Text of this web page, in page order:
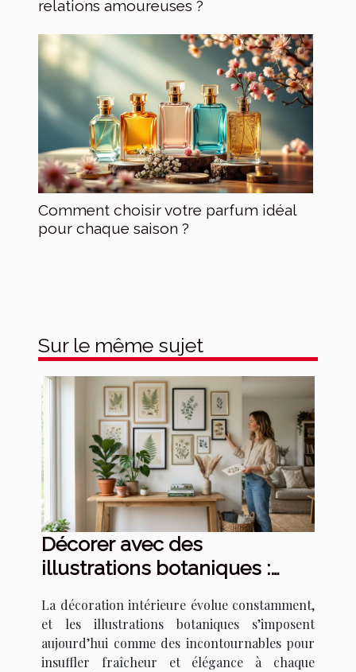
relations amoureuses ?
Comment choisir votre parfum idéal
pour chaque saison ?
Sur le même sujet
Décorer avec des
illustrations botaniques :
La décoration intérieure évolue constamment,
et les illustrations botaniques s’imposent
aujourd’hui comme des incontournables pour
insuffler fraîcheur et élégance à chaque